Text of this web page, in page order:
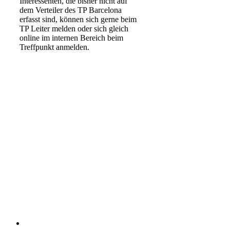
dem Verteiler des TP Barcelona
erfasst sind, können sich gerne beim
TP Leiter melden oder sich gleich
online im internen Bereich beim
Treffpunkt anmelden.